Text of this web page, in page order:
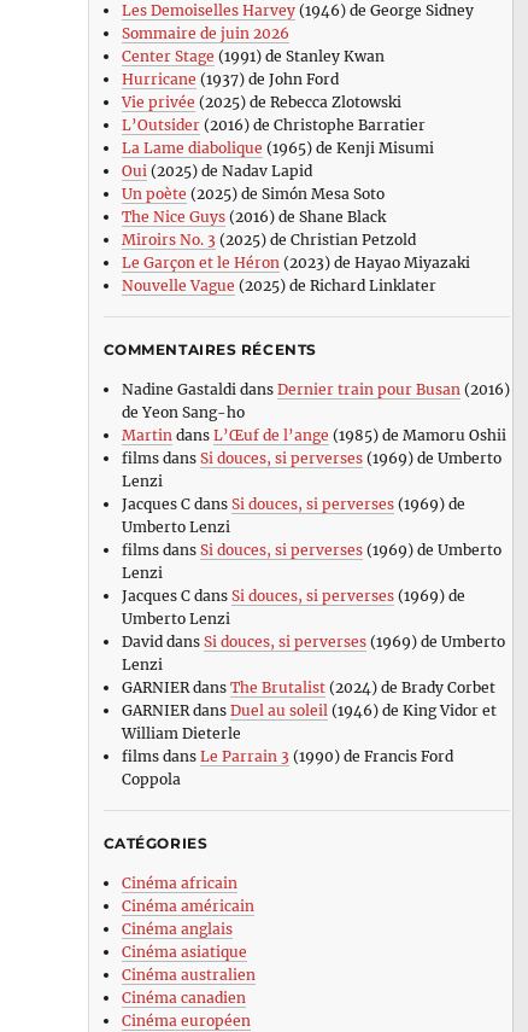
Les Demoiselles Harvey(1946) de George Sidney
Sommaire de juin 2026
Center Stage (1991) de Stanley Kwan
Hurricane (1937) de John Ford
Vie privée (2025) de Rebecca Zlotowski
L’Outsider(2016) de Christophe Barratier
La Lame diabolique (1965) de Kenji Misumi
Oui(2025) de Nadav Lapid
Un poète (2025) de Simón Mesa Soto
The Nice Guys(2016) de Shane Black
Miroirs No. 3 (2025) de Christian Petzold
Le Garçon et le Héron(2023) de Hayao Miyazaki
Nouvelle Vague (2025) de Richard Linklater
COMMENTAIRES RÉCENTS
Nadine Gastaldi dans Dernier train pour Busan (2016)
de Yeon Sang-ho
Martin dans L’Œuf de l’ange (1985) de Mamoru Oshii
filmsdans Si douces, si perverses(1969) de Umberto
Lenzi
Jacques Cdans Si douces, si perverses(1969) de
Umberto Lenzi
filmsdans Si douces, si perverses(1969) de Umberto
Lenzi
Jacques Cdans Si douces, si perverses(1969) de
Umberto Lenzi
David dans Si douces, si perverses(1969) de Umberto
Lenzi
GARNIERdans The Brutalist(2024) de Brady Corbet
GARNIERdans Duel au soleil (1946) de King Vidor et
William Dieterle
filmsdans Le Parrain 3 (1990) de Francis Ford
Coppola
CATÉGORIES
Cinéma africain
Cinéma américain
Cinéma anglais
Cinéma asiatique
Cinéma australien
Cinéma canadien
Cinéma européen